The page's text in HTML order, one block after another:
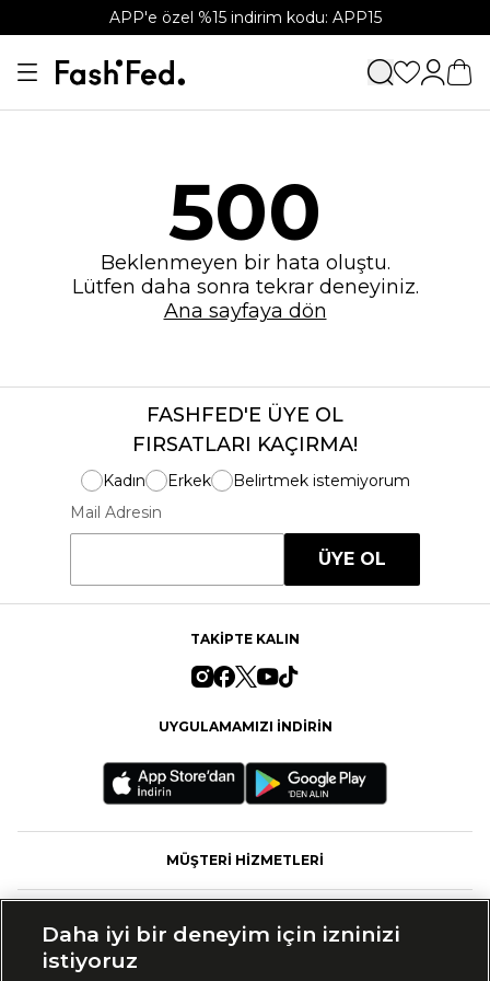
APP'e özel %15 indirim kodu: APP15
500
Beklenmeyen bir hata oluştu.
Lütfen daha sonra tekrar deneyiniz.
Ana sayfaya dön
FASHFED'E ÜYE OL
FIRSATLARI KAÇIRMA!
Kadın Erkek
Belirtmek istemiyorum
Mail Adresin
ÜYE OL
TAKİPTE KALIN
UYGULAMAMIZI İNDİRİN
MÜŞTERİ HİZMETLERİ
Daha iyi bir deneyim için izninizi
istiyoruz